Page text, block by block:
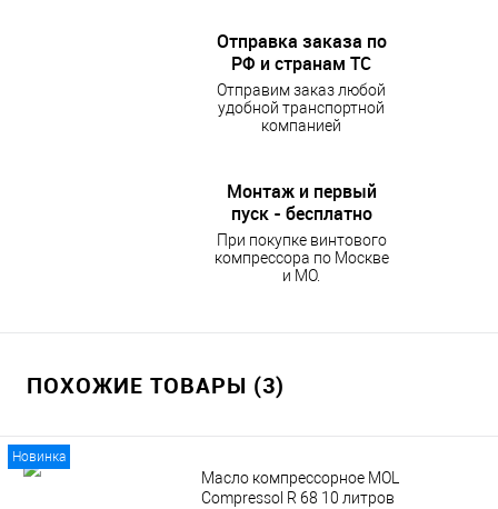
Отправка заказа по
РФ и странам ТС
Отправим заказ любой
удобной транспортной
компанией
Монтаж и первый
пуск - бесплатно
При покупке винтового
компрессора по Москве
и МО.
ПОХОЖИЕ ТОВАРЫ (3)
Новинка
Масло компрессорное MOL
Compressol R 68 10 литров